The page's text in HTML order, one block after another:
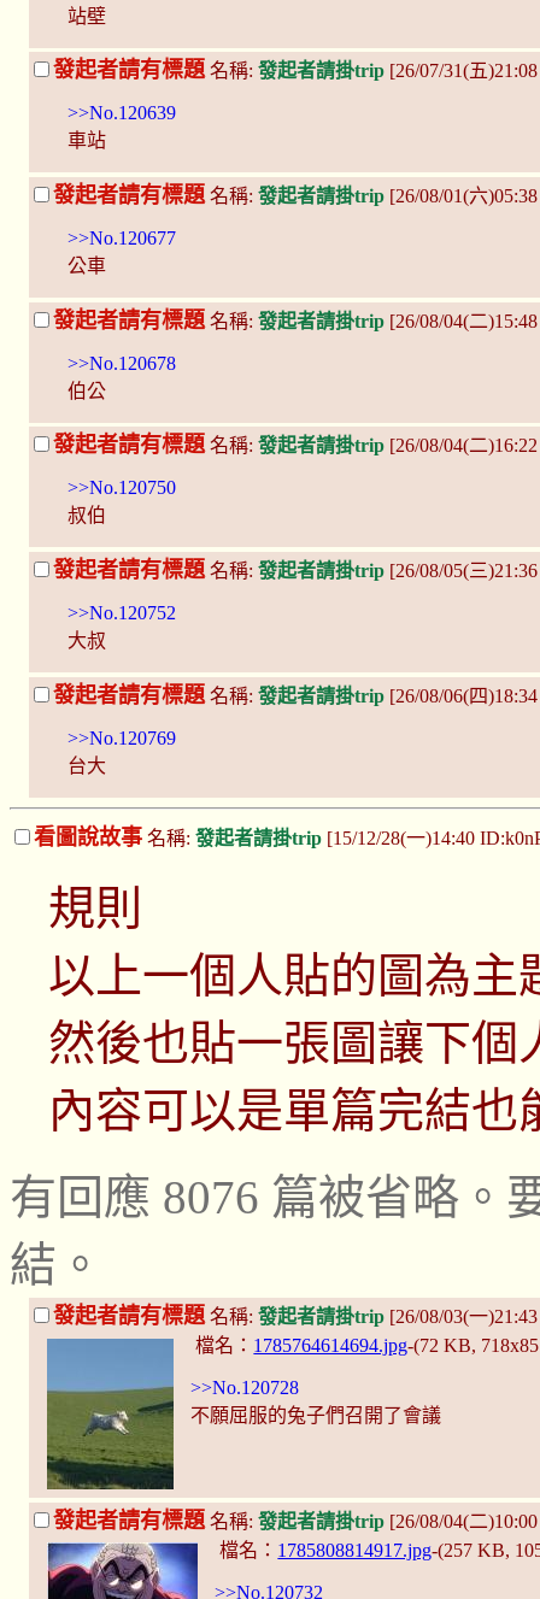
站壁
發起者請有標題 名稱: 發起者請掛trip [26/07/31(五
>>No.120639
車站
發起者請有標題 名稱: 發起者請掛trip [26/08/01(六
>>No.120677
公車
發起者請有標題 名稱: 發起者請掛trip [26/08/04(二
>>No.120678
伯公
發起者請有標題 名稱: 發起者請掛trip [26/08/04(二
>>No.120750
叔伯
發起者請有標題 名稱: 發起者請掛trip [26/08/05(三
>>No.120752
大叔
發起者請有標題 名稱: 發起者請掛trip [26/08/06(四
>>No.120769
台大
看圖說故事 名稱: 發起者請掛trip [15/12/28(一)14:40
規則
以上一個人貼的圖為主
然後也貼一張圖讓下個
內容可以是單篇完結
有回應 8076 篇被省略。
結。
發起者請有標題 名稱: 發起者請掛trip [26/08/03(一
檔名： 1785764614694.jpg-(72 KB,
>>No.120728
不願屈服的兔子們召開了會議
發起者請有標題 名稱: 發起者請掛trip [26/08/04(二
檔名： 1785808814917.jpg-(257 KB,
>>No.120732